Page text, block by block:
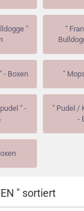
"
"
- Boxen "
" -
" Pudel /
-
" sortiert